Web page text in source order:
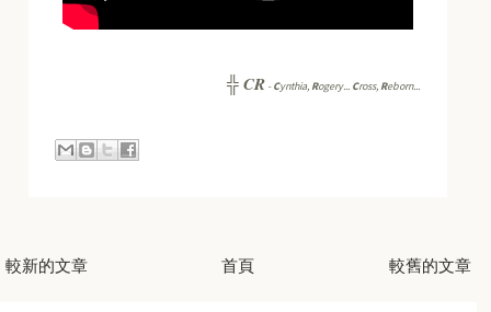
╬CR -Cynthia, Rogery... Cross, Reborn...
較新的文章 較舊的文章
首頁